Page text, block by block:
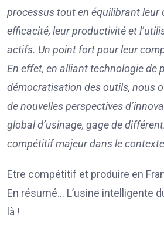
processus tout en équilibrant leur
efficacité, leur productivité et
actifs. Un point fort pour leur
En effet, en alliant technologie de
démocratisation des outils, nous
de nouvelles perspectives
global d’usinage, gage de
compétitif majeur dans le
Etre compétitif et produire en
En résumé… L’usine intelligente
là !